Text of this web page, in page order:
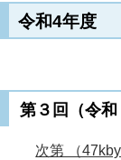
令和4年度
第３回（令和
次第 （